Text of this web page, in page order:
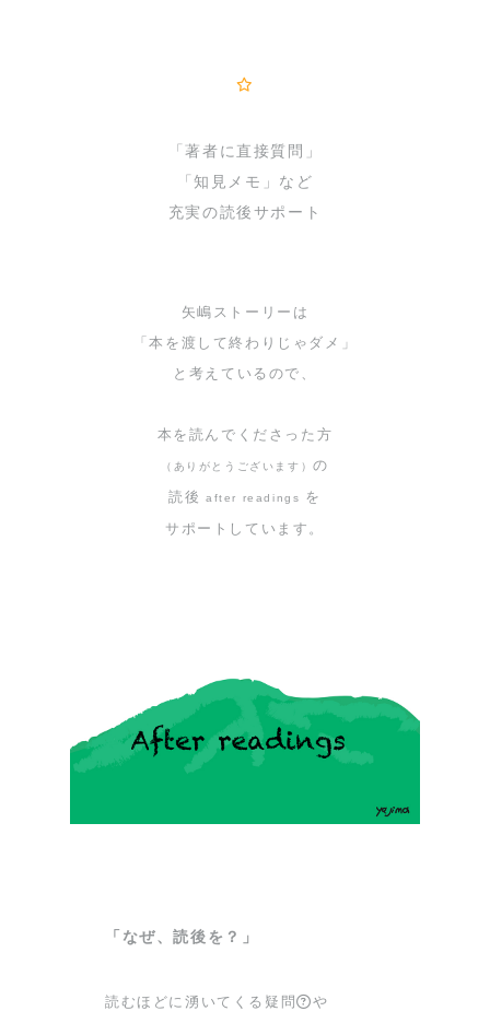
「著者に直接質問」
「知見メモ」など
充実の読後サポート
矢嶋ストーリーは
「本を渡して終わりじゃダメ」
と考えているので、
本を読んでくださった方
（ありがとうございます）の
読後
after readings を
サポートしています。
「なぜ、読後を？」
読むほどに湧いてくる疑問
や